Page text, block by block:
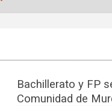
Bachillerato y FP
Comunidad de